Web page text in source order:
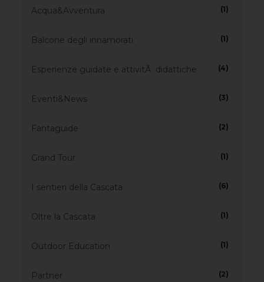
Acqua&Avventura (1)
Balcone degli innamorati (1)
Esperienze guidate e attivitÃ didattiche (4)
Eventi&News (3)
Fantaguide (2)
Grand Tour (1)
I sentieri della Cascata (6)
Oltre la Cascata (1)
Outdoor Education (1)
Partner (2)